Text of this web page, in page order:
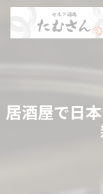
居酒屋で日